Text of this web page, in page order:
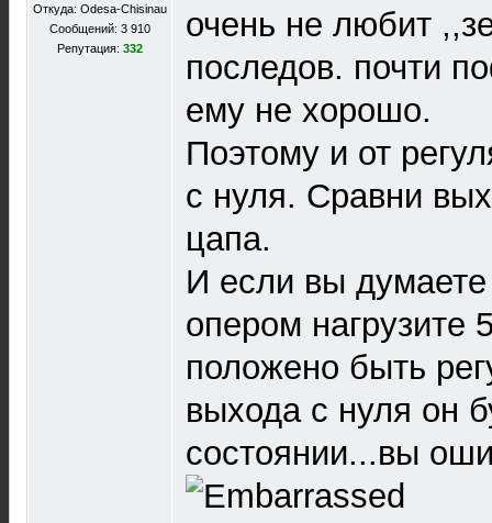
Откуда: Odesa-Chisinau
Сообщений: 3 910
Репутация: 332
очень не любит
последов. почти
ему не хорошо.
Поэтому и от
с нуля. Сравни
цапа.
И если вы
опером нагрузите
положено быть
выхода с нуля он
состоянии...вы